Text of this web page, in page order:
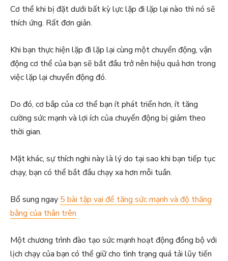
Cơ thể khi bị đặt dưới bất kỳ lực lặp đi lặp lại nào thì nó sẽ
thích ứng. Rất đơn giản.
Khi bạn thực hiện lặp đi lặp lại cùng một chuyển động, vận
động cơ thể của bạn sẽ bắt đầu trở nên hiệu quả hơn trong
việc lặp lại chuyển động đó.
Do đó, cơ bắp của cơ thể bạn ít phát triển hơn, ít tăng
cường sức mạnh và lợi ích của chuyển động bị giảm theo
thời gian.
Mặt khác, sự thích nghi này là lý do tại sao khi bạn tiếp tục
chạy, bạn có thể bắt đầu chạy xa hơn mỗi tuần.
Bổ sung ngay 5 bài tập vai để tăng sức mạnh và độ thăng
bằng của thân trên
Một chương trình đào tạo sức mạnh hoạt động đồng bộ với
lịch chạy của bạn có thể giữ cho tình trạng quá tải lũy tiến